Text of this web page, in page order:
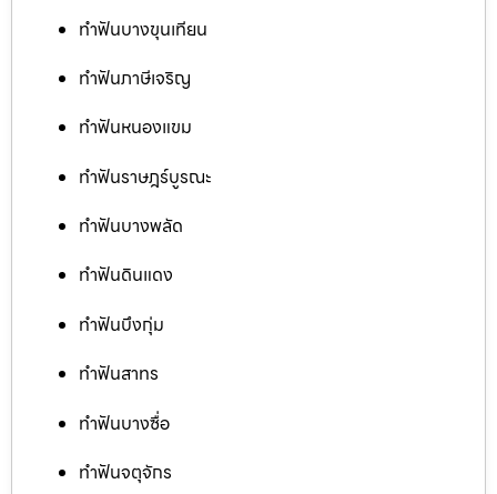
ทำฟันบางขุนเทียน
ทำฟันภาษีเจริญ
ทำฟันหนองแขม
ทำฟันราษฎร์บูรณะ
ทำฟันบางพลัด
ทำฟันดินแดง
ทำฟันบึงกุ่ม
ทำฟันสาทร
ทำฟันบางซื่อ
ทำฟันจตุจักร